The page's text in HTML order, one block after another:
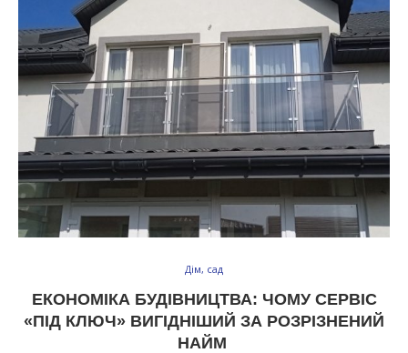
Дім, сад
ЕКОНОМІКА БУДІВНИЦТВА: ЧОМУ СЕРВІС
«ПІД КЛЮЧ» ВИГІДНІШИЙ ЗА РОЗРІЗНЕНИЙ
НАЙМ